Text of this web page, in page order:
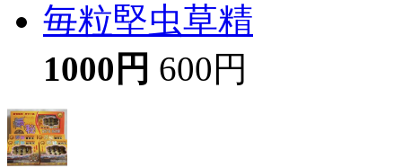
毎粒堅虫草精
1000円 600円